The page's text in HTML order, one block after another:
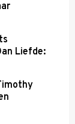
Liefde: